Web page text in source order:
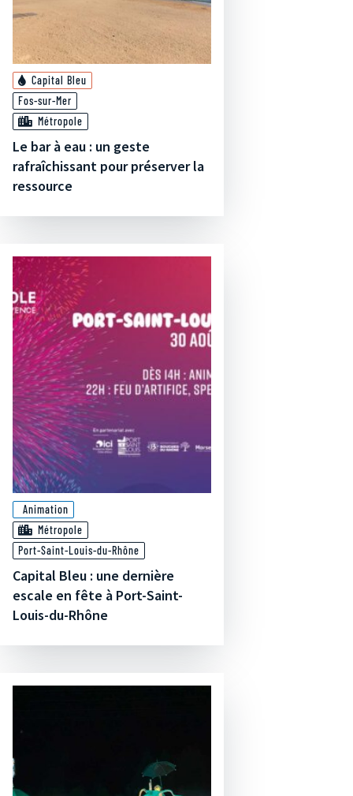
Capital Bleu
Fos-sur-Mer
Métropole
Le bar à eau : un geste
rafraîchissant pour préserver la
ressource
Animation
Métropole
Port-Saint-Louis-du-Rhône
Capital Bleu : une dernière
escale en fête à Port-Saint-
Louis-du-Rhône